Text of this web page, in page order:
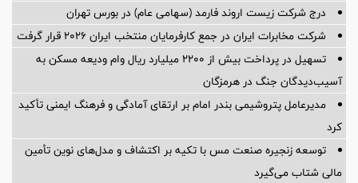
درج شرکت زیست اروند فارمد (سهامی عام) در بورس تهران
شرکت مخابرات ایران در جمع کارفرمایان منتخب ایران ۲۰۲۶ قرار گرفت
تسهیل در پرداخت بیش از ۲۲۰۰ میلیارد ریال وام ودیعه مسکن به
آسیب‌دیدگان جنگ در هرمزگان
مدیرعامل پتروشیمی بندر امام بر ارتقای آمادگی و فرهنگ ایمنی تأکید
کرد
توسعه زنجیره صنعت مس با تکیه بر اکتشاف و مدل‌های نوین تأمین
مالی شتاب می‌گیرد